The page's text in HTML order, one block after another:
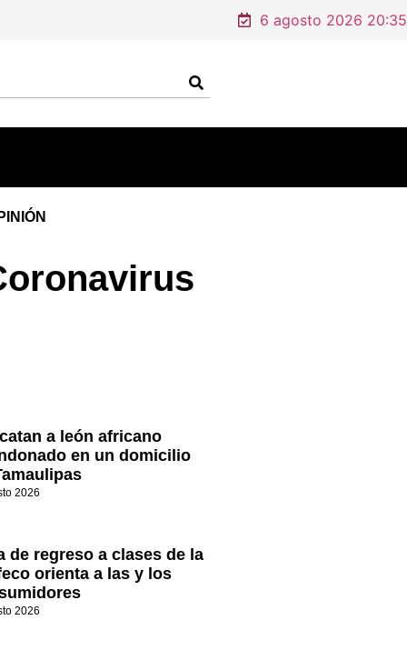
6 agosto 2026 20:35
a león africano
en un domicilio
2026
de regreso a clases de la
orienta a las y los
2026